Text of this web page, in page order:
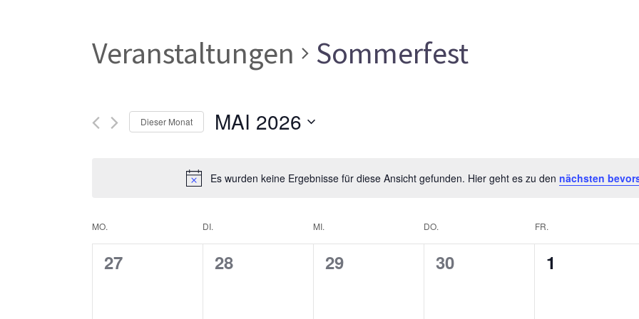
Es wurden keine Ergebnisse für diese Ansicht gefunden. Hier geht es zu den nächsten
Veranstaltungen Sommerfest
Dieser Monat MAI 2026
Kalender
von
MO. DI. MI. DO. FR.
0
27
0
28
0
29
0
30
0
1